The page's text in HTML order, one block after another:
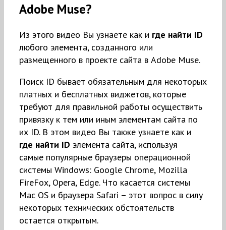
Adobe Muse?
Из этого видео Вы узнаете как и где найти ID
любого элемента, созданного или
размещенного в проекте сайта в Adobe Muse.
Поиск ID бывает обязательным для некоторых
платных и бесплатных виджетов, которые
требуют для правильной работы осуществить
привязку к тем или иным элементам сайта по
их ID. В этом видео Вы также узнаете как и
где найти ID элемента сайта, используя
самые популярные браузеры операционной
системы Windows: Google Chrome, Mozilla
FireFox, Opera, Edge. Что касается системы
Mac OS и браузера Safari – этот вопрос в силу
некоторых технических обстоятельств
остается открытым.